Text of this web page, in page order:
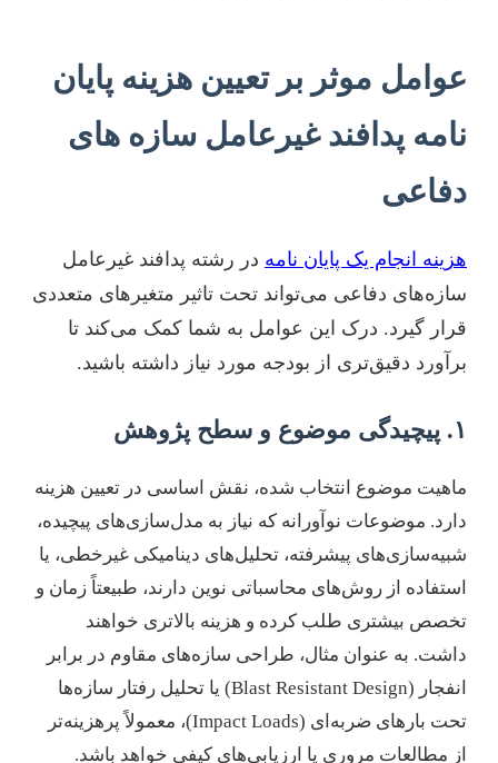
عوامل موثر بر تعیین هزینه پایان
نامه پدافند غیرعامل سازه های
دفاعی
هزینه انجام یک پایان نامه در رشته پدافند غیرعامل
سازه‌های دفاعی می‌تواند تحت تاثیر متغیرهای متعددی
قرار گیرد. درک این عوامل به شما کمک می‌کند تا
برآورد دقیق‌تری از بودجه مورد نیاز داشته باشید.
۱. پیچیدگی موضوع و سطح پژوهش
ماهیت موضوع انتخاب شده، نقش اساسی در تعیین هزینه
دارد. موضوعات نوآورانه که نیاز به مدل‌سازی‌های پیچیده،
شبیه‌سازی‌های پیشرفته، تحلیل‌های دینامیکی غیرخطی، یا
استفاده از روش‌های محاسباتی نوین دارند، طبیعتاً زمان و
تخصص بیشتری طلب کرده و هزینه بالاتری خواهند
داشت. به عنوان مثال، طراحی سازه‌های مقاوم در برابر
انفجار (Blast Resistant Design) یا تحلیل رفتار سازه‌ها
تحت بارهای ضربه‌ای (Impact Loads)، معمولاً پرهزینه‌تر
از مطالعات مروری یا ارزیابی‌های کیفی خواهد باشد.